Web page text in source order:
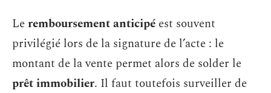
Leremboursement anticipé est souvent
privilégié lors de la signature de l’acte : le
montant de la vente permet alors de solder le
prêt immobilier. Il faut toutefois surveiller de